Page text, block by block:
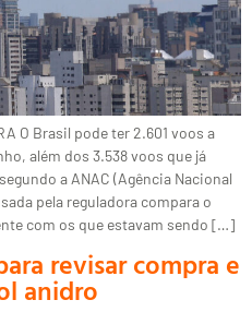
O Brasil pode ter 2.601 voos a
além dos 3.538 voos que já
a ANAC (Agência Nacional
pela reguladora compara o
com os que estavam sendo […]
revisar compra e
anidro